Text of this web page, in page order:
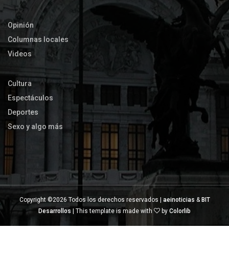
Opinión
Columnas locales
Videos
Cultura
Espectáculos
Deportes
Sexo y algo más
Copyright ©2026 Todos los derechos reservados | aeinoticias & BIT
Desarrollos | This template is made with by Colorlib